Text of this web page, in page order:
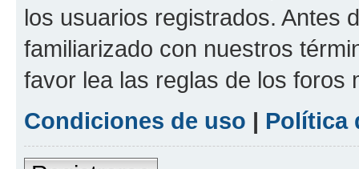
los usuarios registrados. Antes
familiarizado con nuestros
favor lea las reglas de los foros
Condiciones de uso | Política